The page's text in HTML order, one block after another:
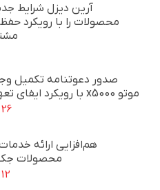
آرین دیزل شرایط
محصولات را با رویکرد
صدور دعوتنامه تکمیل
موتو x5000 با رویکرد ایفای تعهدات مشتریان
26 اردیبهشت 1405
هم‌افزایی ارائه
محصولات جک
12 اردیبهشت 1405